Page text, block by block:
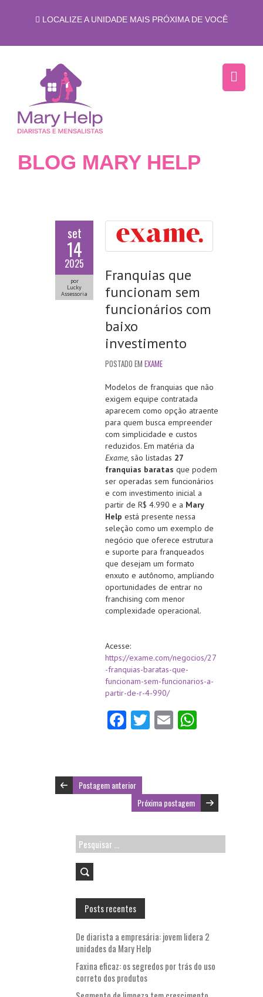
LOCALIZE A UNIDADE MAIS PRÓXIMA DE VOCÊ
BLOG MARY HELP
set
14
2025
por
Lucky
Assessoria
Franquias que
funcionam sem
funcionários com
baixo
investimento
POSTADO EM EXAME
Modelos de franquias que não
exigem equipe contratada
aparecem como opção atraente
para quem busca empreender
com simplicidade e custos
reduzidos. Em matéria da
Exame, são listadas 27
franquias baratas que podem
ser operadas sem funcionários
e com investimento inicial a
partir de R$ 4.990 e a Mary
Help está presente nessa
seleção como um exemplo de
negócio que oferece estrutura
e suporte para franqueados
que desejam um formato
enxuto e autônomo, ampliando
oportunidades de entrar no
franchising com menor
complexidade operacional.
Acesse:
https://exame.com/negocios/27
-franquias-baratas-que-
funcionam-sem-funcionarios-a-
partir-de-r-4-990/
Fa
o
o
k
T E
p
p
Postagem anterior
Próxima postagem
Pesquisar
por:
Posts recentes
De diarista a empresária: jovem lidera 2
unidades da Mary Help
Faxina eficaz: os segredos por trás do uso
correto dos produtos